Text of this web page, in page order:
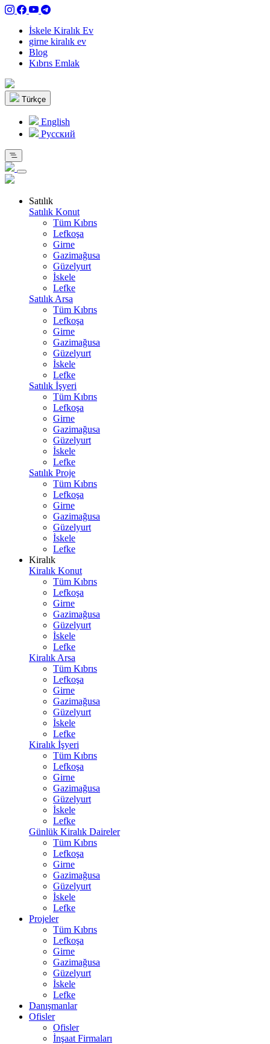
İskele Kiralık Ev
girne kiralık ev
Blog
Kıbrıs Emlak
Türkçe
English
Pусский
Satılık
Satılık Konut
Tüm Kıbrıs
Lefkoşa
Girne
Gazimağusa
Güzelyurt
İskele
Lefke
Satılık Arsa
Tüm Kıbrıs
Lefkoşa
Girne
Gazimağusa
Güzelyurt
İskele
Lefke
Satılık İşyeri
Tüm Kıbrıs
Lefkoşa
Girne
Gazimağusa
Güzelyurt
İskele
Lefke
Satılık Proje
Tüm Kıbrıs
Lefkoşa
Girne
Gazimağusa
Güzelyurt
İskele
Lefke
Kiralık
Kiralık Konut
Tüm Kıbrıs
Lefkoşa
Girne
Gazimağusa
Güzelyurt
İskele
Lefke
Kiralık Arsa
Tüm Kıbrıs
Lefkoşa
Girne
Gazimağusa
Güzelyurt
İskele
Lefke
Kiralık İşyeri
Tüm Kıbrıs
Lefkoşa
Girne
Gazimağusa
Güzelyurt
İskele
Lefke
Günlük Kiralık Daireler
Tüm Kıbrıs
Lefkoşa
Girne
Gazimağusa
Güzelyurt
İskele
Lefke
Projeler
Tüm Kıbrıs
Lefkoşa
Girne
Gazimağusa
Güzelyurt
İskele
Lefke
Danışmanlar
Ofisler
Ofisler
İnşaat Firmaları